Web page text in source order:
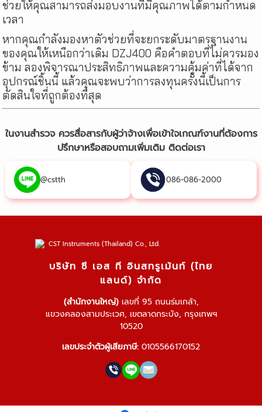
ช่วยให้คุณสามารถส่งมอบงานที่มีคุณภาพได้ตามกำหนด
เวลา
หากคุณกำลังมองหาตัวช่วยที่จะยกระดับมาตรฐานงาน
ของคุณให้เหนือกว่าเดิม DZJ400 คือคำตอบที่ไม่ควรมอง
ข้าม ลองพิจารณาประสิทธิภาพและความคุ้มค่าที่ได้จาก
อุปกรณ์ชิ้นนี้ แล้วคุณจะพบว่าการลงทุนครั้งนี้เป็นการ
ตัดสินใจที่ถูกต้องที่สุด
ในงานสำรวจ ควรสื่อสารกับผู้ว่าจ้างเพื่อเข้าใจเกณฑ์งานที่ต้องการ
ปรึกษาหรือสอบถามเพิ่มเติม ติดต่อเรา
@cstth 086-086-2000
บริษัท ซี เอส ที อินสทรูเม้นท์ (ไทย
แลนด์) จำกัด
(สำนักงานใหญ่)เลขที่ 95 ถนนร่มเกล้า,
แขวงคลองสามประเวศ, เขตลาดกระบัง, กรุงเทพฯ
10520
เลขประจำตัวผู้เสียภาษี: 0105566170152